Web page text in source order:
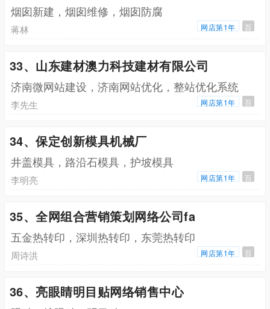
烟囱新建，烟囱维修，烟囱防腐
蒋林 网店第1年 百
33、山东建材澳力科技建材有限公司
济南微网站建设，济南网站优化，整站优化系统
李先生 网店第1年 百
34、保定创新模具机械厂
井盖模具，路沿石模具，护坡模具
李明亮 网店第1年 百
35、全网组合营销策划网络公司fa
五金热转印，深圳热转印，东莞热转印
周诗洪 网店第1年 百
36、亮眼睛明目贴网络销售中心